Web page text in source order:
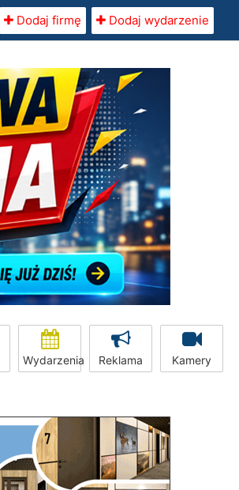
Dodaj firmę Dodaj wydarzenie
Wydarzenia Reklama Kamery